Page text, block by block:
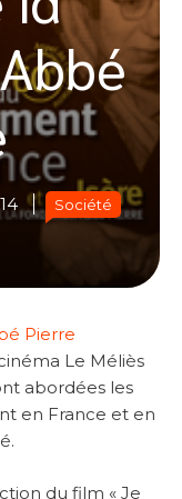
Société
Pierre
Le Méliès
abordées les
en France et en
du film « Je